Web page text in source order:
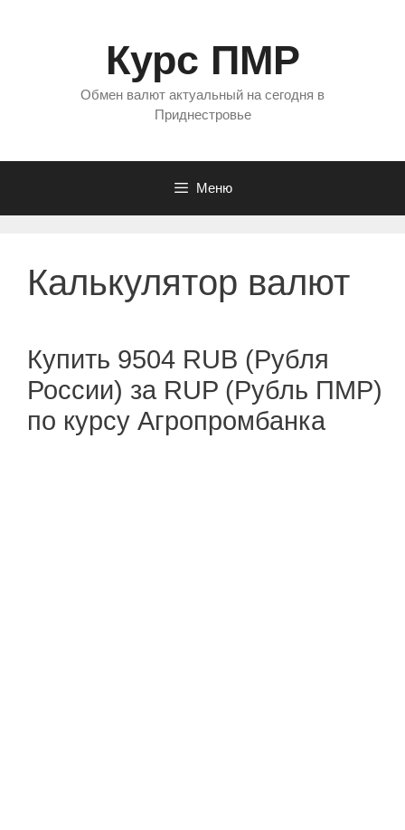
Курс ПМР
Обмен валют актуальный на сегодня в
Приднестровье
Меню
Калькулятор валют
Купить 9504 RUB (Рубля
России) за RUP (Рубль ПМР)
по курсу Агропромбанка